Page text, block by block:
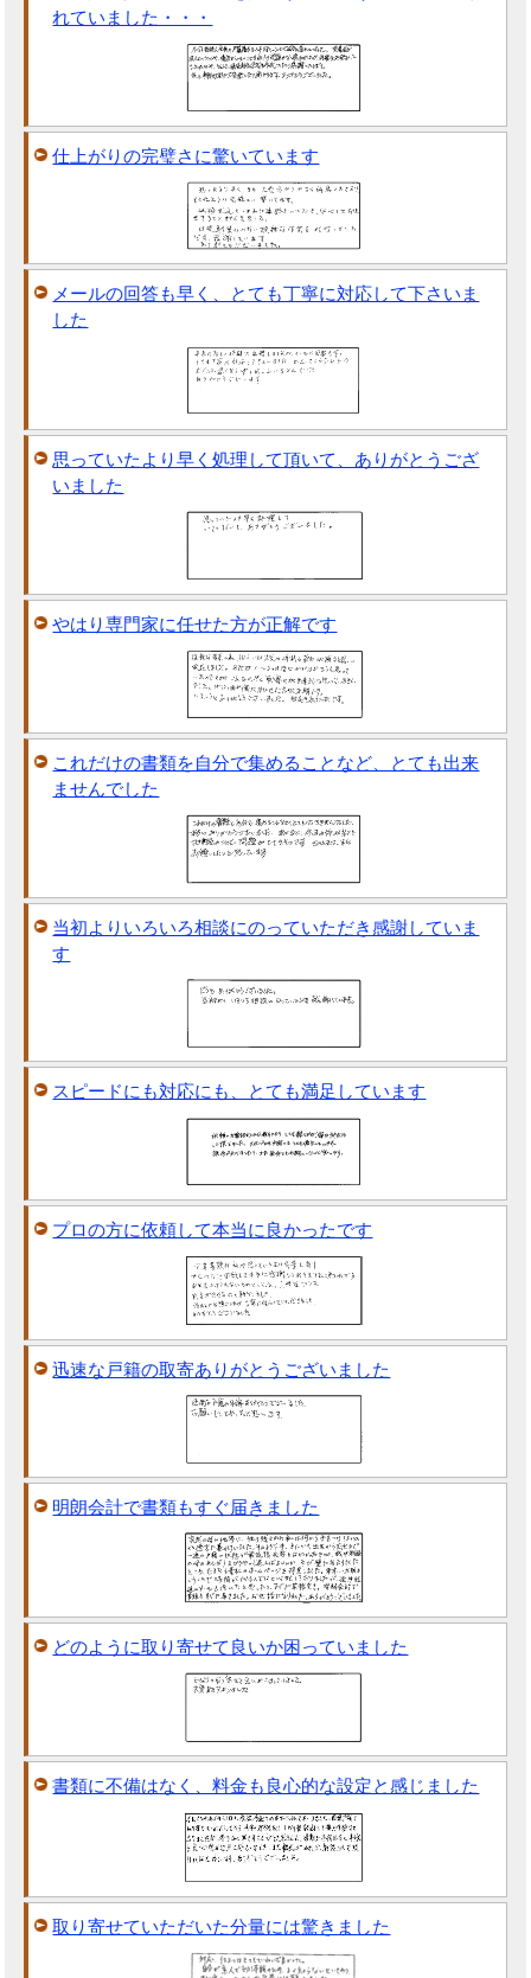
れていました・・・
仕上がりの完璧さに驚いています
メールの回答も早く、とても丁寧に対応して下さいま
した
思っていたより早く処理して頂いて、ありがとうござ
いました
やはり専門家に任せた方が正解です
これだけの書類を自分で集めることなど、とても出来
ませんでした
当初よりいろいろ相談にのっていただき感謝していま
す
スピードにも対応にも、とても満足しています
プロの方に依頼して本当に良かったです
迅速な戸籍の取寄ありがとうございました
明朗会計で書類もすぐ届きました
どのように取り寄せて良いか困っていました
書類に不備はなく、料金も良心的な設定と感じました
取り寄せていただいた分量には驚きました